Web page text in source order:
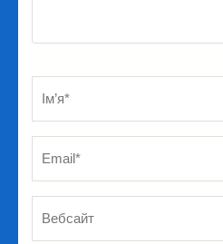
Ім’я *